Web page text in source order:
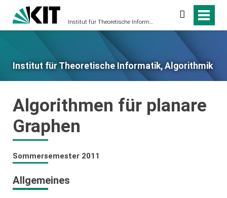
Institut für Theoretische Informatik, Algorithmik
Suche
Institut für Theoretische Informatik, Algorithmik
Algorithmen für planare
Graphen
Sommersemester 2011
Allgemeines